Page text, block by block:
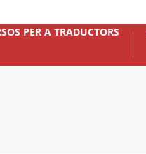
PER A TRADUCTORS